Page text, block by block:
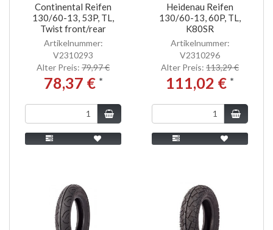
Continental Reifen
130/60-13, 53P, TL,
Twist front/rear
Artikelnummer:
V2310293
Alter Preis: 79,97 €
78,37 € *
Heidenau Reifen
130/60-13, 60P, TL,
K80SR
Artikelnummer:
V2310296
Alter Preis: 113,29 €
111,02 € *